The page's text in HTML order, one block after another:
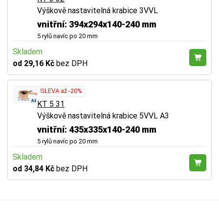
Výškově nastavitelná krabice 3VVL
vnitřní: 394x294x140-240 mm
5 rylů navíc po 20 mm
Skladem
od 29,16 Kč bez DPH
SLEVA až -20%
KT 5 31
Výškově nastavitelná krabice 5VVL A3
vnitřní: 435x335x140-240 mm
5 rylů navíc po 20 mm
Skladem
od 34,84 Kč bez DPH